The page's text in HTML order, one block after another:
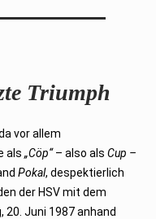
Triumph
vor allem
als„Cöp“– also alsCup –
Pokal, despektierlich
der HSV mit dem
20. Juni 1987 anhand